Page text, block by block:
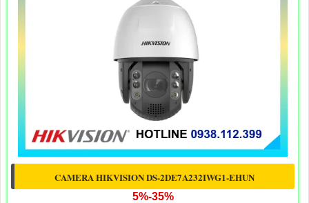
CAMERA HIKVISION DS-2DE7A232IWG1-EHUN
5%-35%